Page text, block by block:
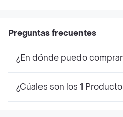
Preguntas frecuentes
¿En dónde puedo
¿Cúales son los 1